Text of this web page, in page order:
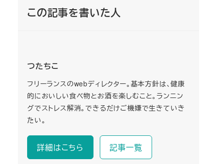
この記事を書いた人
つたちこ
フリーランスのwebディレクター。基本方針は、健康
的においしい食べ物とお酒を楽しむこと。ランニン
グでストレス解消。できるだけご機嫌で生きていき
たい。
詳細はこちら 記事一覧